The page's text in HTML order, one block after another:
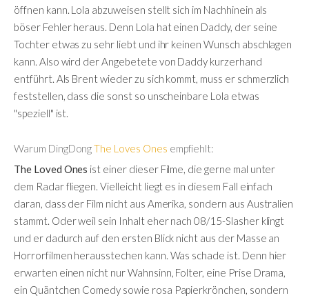
öffnen kann. Lola abzuweisen stellt sich im Nachhinein als
böser Fehler heraus. Denn Lola hat einen Daddy, der seine
Tochter etwas zu sehr liebt und ihr keinen Wunsch abschlagen
kann. Also wird der Angebetete von Daddy kurzerhand
entführt. Als Brent wieder zu sich kommt, muss er schmerzlich
feststellen, dass die sonst so unscheinbare Lola etwas
"speziell" ist.
Warum DingDongThe Loves Ones empfiehlt:
The Loved Ones ist einer dieser Filme, die gerne mal unter
dem Radar fliegen. Vielleicht liegt es in diesem Fall einfach
daran, dass der Film nicht aus Amerika, sondern aus Australien
stammt. Oder weil sein Inhalt eher nach 08/15-Slasher klingt
und er dadurch auf den ersten Blick nicht aus der Masse an
Horrorfilmen herausstechen kann. Was schade ist. Denn hier
erwarten einen nicht nur Wahnsinn, Folter, eine Prise Drama,
ein Quäntchen Comedy sowie rosa Papierkrönchen, sondern